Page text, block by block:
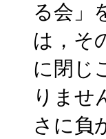
る会」
は，そ
に閉じ
りませ
さに負